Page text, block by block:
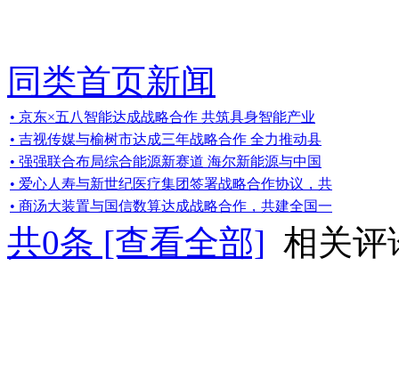
同类首页新闻
• 京东×五八智能达成战略合作 共筑具身智能产业
• 吉视传媒与榆树市达成三年战略合作 全力推动县
• 强强联合布局综合能源新赛道 海尔新能源与中国
• 爱心人寿与新世纪医疗集团签署战略合作协议，共
• 商汤大装置与国信数算达成战略合作，共建全国一
共0条 [查看全部] 相关评